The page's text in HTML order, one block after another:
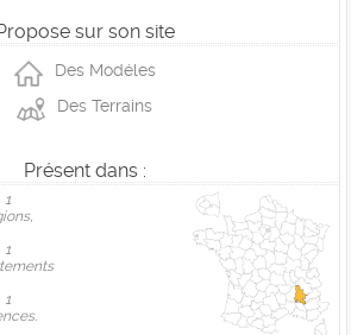
sur son site
Des Modéles
Des Terrains
Présent dans :
1
1
1